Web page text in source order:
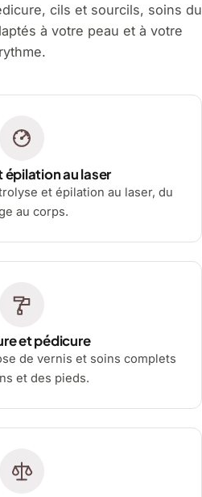
cils et sourcils, soins du
à votre peau et à votre
rythme.
épilation au laser
et épilation au laser, du
au corps.
et pédicure
de vernis et soins complets
et des pieds.